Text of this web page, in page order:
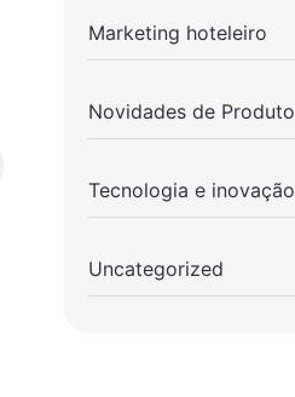
Marketing hoteleiro
Novidades de Produto
Tecnologia e inovação
Uncategorized